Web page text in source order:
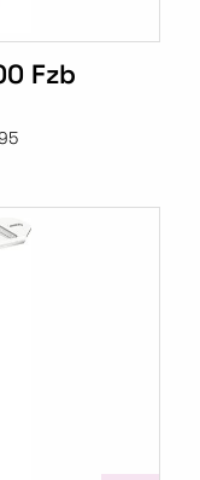
Fzb